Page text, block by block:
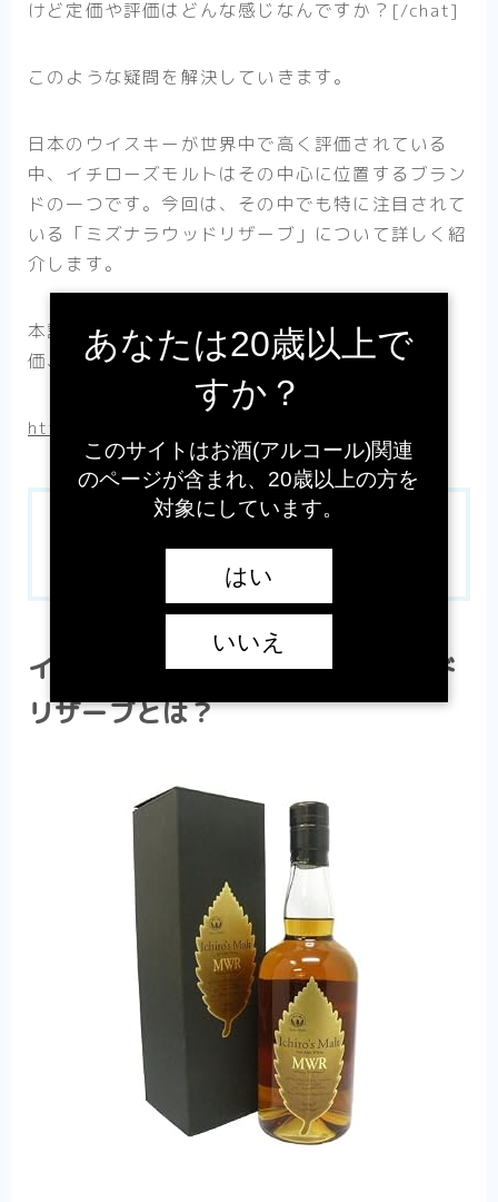
けど定価や評価はどんな感じなんですか？[/chat]
このような疑問を解決していきます。
日本のウイスキーが世界中で高く評価されている
中、イチローズモルトはその中心に位置するブラン
ドの一つです。今回は、その中でも特に注目されて
いる 「ミズナラウッドリザーブ」 について詳しく紹
介します。
本記事では、ミズナラウッドリザーブの特徴、定
価、評価について徹底解説します。
https://osake-zero.jp/ichirosmalt/
イチローズモルト：ミズナラウッド
リザーブとは？
あなたは20歳以上で
すか？
このサイトはお酒(アルコール)関連
のページが含まれ、20歳以上の方を
対象にしています。
はい
いいえ